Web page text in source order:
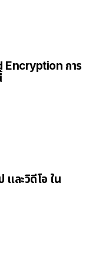
Encryption การ
และวิดีโอ ใน